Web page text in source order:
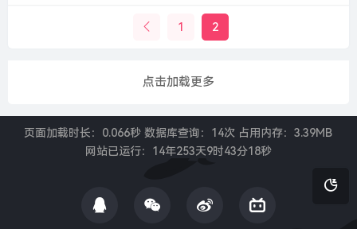
1 2
点击加载更多
页面加载时长：0.066秒 数据库查询：14次 占用内存：3.39MB
网站已运行： 14年253天9时43分19秒